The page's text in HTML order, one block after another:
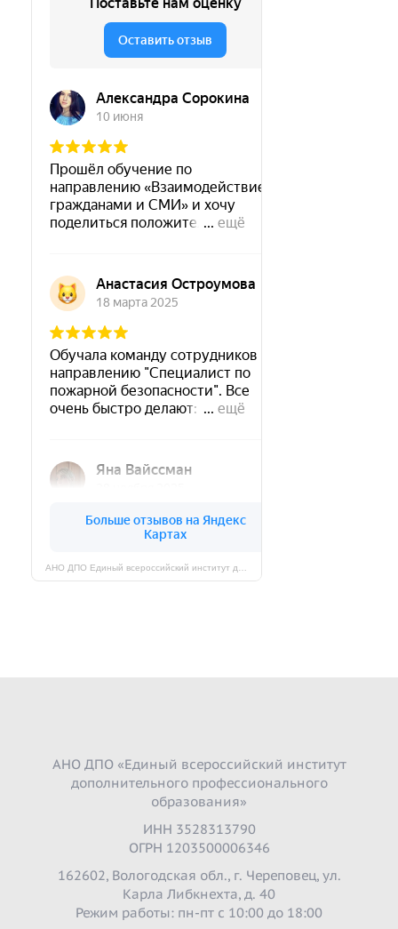
АНО ДПО «Единый всероссийский институт
дополнительного профессионального
образования»
ИНН 3528313790
ОГРН 1203500006346
162602, Вологодская обл., г. Череповец, ул.
Карла Либкнехта, д. 40
Режим работы: пн-пт с 10:00 до 18:00